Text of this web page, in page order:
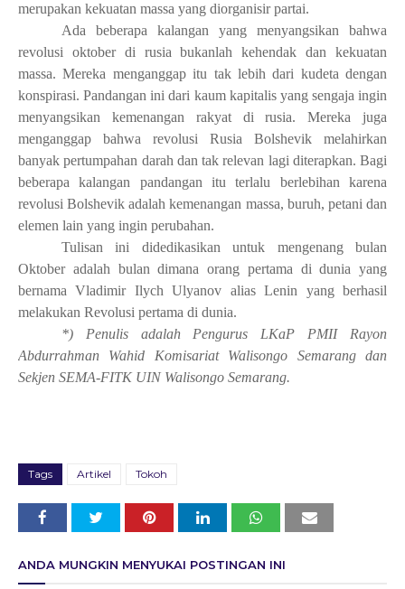
merupakan kekuatan massa yang diorganisir partai.
Ada beberapa kalangan yang menyangsikan bahwa
revolusi oktober di rusia bukanlah kehendak dan kekuatan
massa. Mereka menganggap itu tak lebih dari kudeta dengan
konspirasi. Pandangan ini dari kaum kapitalis yang sengaja ingin
menyangsikan kemenangan rakyat di rusia. Mereka juga
menganggap bahwa revolusi Rusia Bolshevik melahirkan
banyak pertumpahan darah dan tak relevan lagi diterapkan. Bagi
beberapa kalangan pandangan itu terlalu berlebihan karena
revolusi Bolshevik adalah kemenangan massa, buruh, petani dan
elemen lain yang ingin perubahan.
Tulisan ini didedikasikan untuk mengenang bulan
Oktober adalah bulan dimana orang pertama di dunia yang
bernama Vladimir Ilych Ulyanov alias Lenin yang berhasil
melakukan Revolusi pertama di dunia.
*) Penulis adalah Pengurus LKaP PMII Rayon
Abdurrahman Wahid Komisariat Walisongo Semarang dan
Sekjen SEMA-FITK UIN Walisongo Semarang.
Tags Artikel Tokoh
ANDA MUNGKIN MENYUKAI POSTINGAN INI